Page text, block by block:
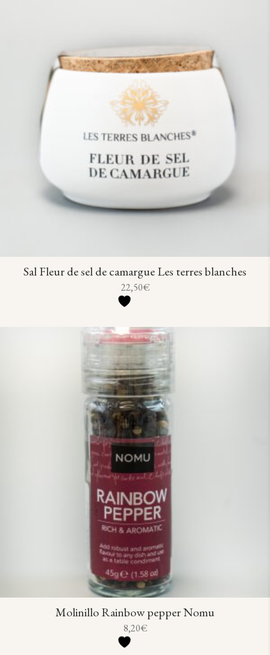
Sal Fleur de sel de camargue Les terres blanches
22,50€
Molinillo Rainbow pepper Nomu
8,20€